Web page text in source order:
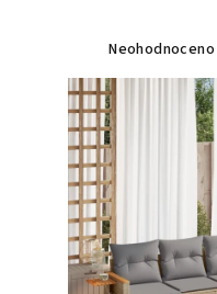
Průměrné
produktu
je
0,0
z
5
hvězdiček.
Neohodnoceno